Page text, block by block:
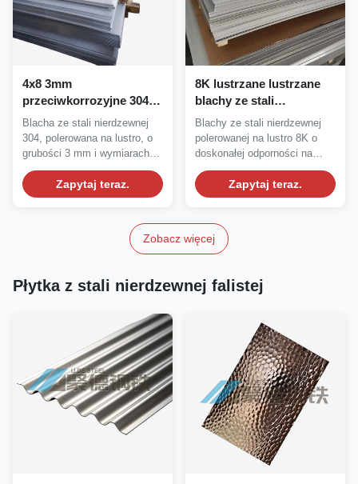
4x8 3mm
przeciwkorrozyjne 304
lustrzane blachy ze stali
nierdzewnej do dekoracji
podłogi i ścian
Blacha ze stali nierdzewnej
304, polerowana na lustro, o
grubości 3 mm i wymiarach
4x8 stóp....
Zapytaj teraz.
8K lustrzane lustrzane
blachy ze stali
nierdzewnej z wysoką
odpornością na korozję i
dostosowane opcje
rozmiaru
Blachy ze stali nierdzewnej
polerowanej na lustro 8K o
doskonałej odporności na
korozję....
Zapytaj teraz.
Zobacz więcej
Płytka z stali nierdzewnej falistej